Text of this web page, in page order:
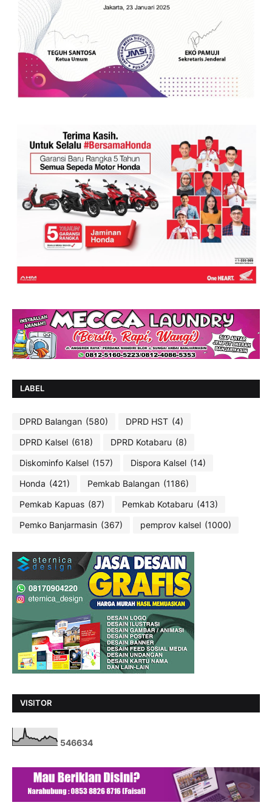
LABEL
DPRD Balangan (580) DPRD HST (4)
DPRD Kalsel (618) DPRD Kotabaru (8)
Diskominfo Kalsel (157) Dispora Kalsel (14)
Honda (421) Pemkab Balangan (1186)
Pemkab Kapuas (87) Pemkab Kotabaru (413)
Pemko Banjarmasin (367) pemprov kalsel (1000)
VISITOR
546634